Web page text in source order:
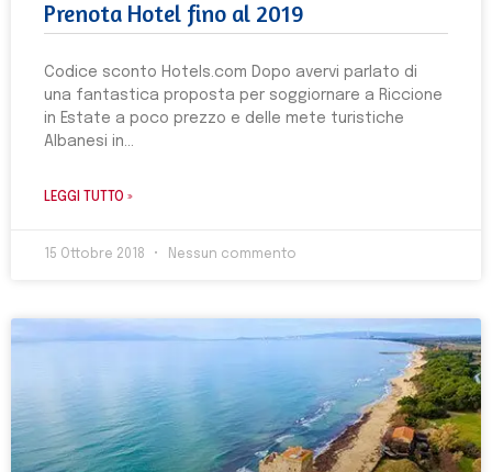
Prenota Hotel fino al 2019
Codice sconto Hotels.com Dopo avervi parlato di
una fantastica proposta per soggiornare a Riccione
in Estate a poco prezzo e delle mete turistiche
Albanesi in
LEGGI TUTTO »
15 Ottobre 2018 Nessun commento